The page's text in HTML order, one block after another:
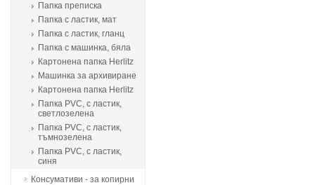
Папка преписка
Папка с ластик, мат
Папка с ластик, гланц
Папка с машинка, бяла
Картонена папка Herlitz
Машинка за архивиране
Картонена папка Herlitz
Папка PVC, с ластик,
светлозелена
Папка PVC, с ластик,
тъмнозелена
Папка PVC, с ластик,
синя
Консумативи - за копирни